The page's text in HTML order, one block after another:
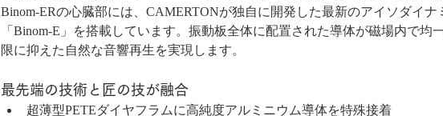
Binom-ERの心臓部には、CAMERTONが独自に開発した最新のアイソダイナ
「Binom-E」を搭載しています。振動板全体に配置された導体が磁場内で均
限に抑えた自然な音響再生を実現します。
最先端の技術と匠の技が融合
超薄型PETEダイヤフラムに高純度アルミニウム導体を特殊接着